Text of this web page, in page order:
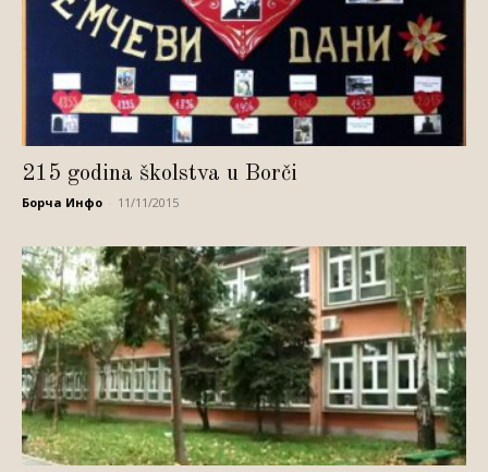
215 godina školstva u Borči
Борча Инфо 11/11/2015